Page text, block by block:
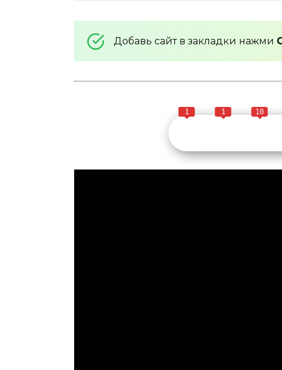
Добавь сайт в закладки нажми
1 1 10